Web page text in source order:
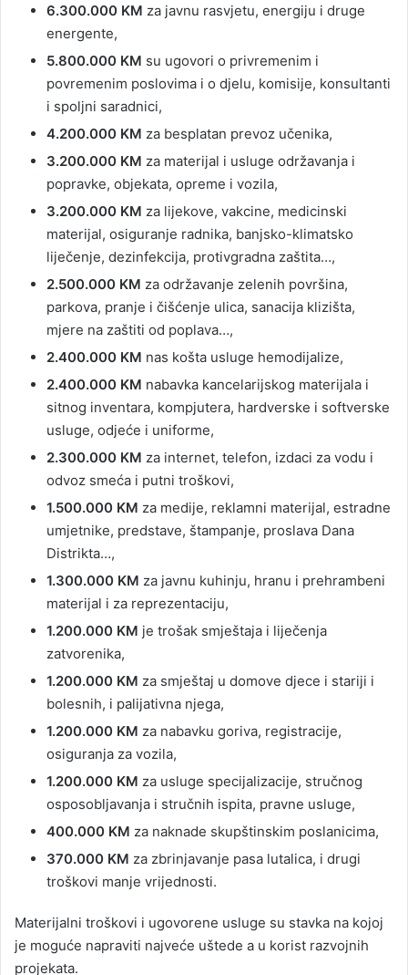
6.300.000 KM za javnu rasvjetu, energiju i druge
energente,
5.800.000 KM su ugovori o privremenim i
povremenim poslovima i o djelu, komisije, konsultanti
i spoljni saradnici,
4.200.000 KM za besplatan prevoz učenika,
3.200.000 KM za materijal i usluge održavanja i
popravke, objekata, opreme i vozila,
3.200.000 KM za lijekove, vakcine, medicinski
materijal, osiguranje radnika, banjsko-klimatsko
liječenje, dezinfekcija, protivgradna zaštita…,
2.500.000 KM za održavanje zelenih površina,
parkova, pranje i čišćenje ulica, sanacija klizišta,
mjere na zaštiti od poplava…,
2.400.000 KM nas košta usluge hemodijalize,
2.400.000 KM nabavka kancelarijskog materijala i
sitnog inventara, kompjutera, hardverske i softverske
usluge, odjeće i uniforme,
2.300.000 KM za internet, telefon, izdaci za vodu i
odvoz smeća i putni troškovi,
1.500.000 KM za medije, reklamni materijal, estradne
umjetnike, predstave, štampanje, proslava Dana
Distrikta…,
1.300.000 KM za javnu kuhinju, hranu i prehrambeni
materijal i za reprezentaciju,
1.200.000 KM je trošak smještaja i liječenja
zatvorenika,
1.200.000 KM za smještaj u domove djece i stariji i
bolesnih, i palijativna njega,
1.200.000 KM za nabavku goriva, registracije,
osiguranja za vozila,
1.200.000 KM za usluge specijalizacije, stručnog
osposobljavanja i stručnih ispita, pravne usluge,
400.000 KM za naknade skupštinskim poslanicima,
370.000 KM za zbrinjavanje pasa lutalica, i drugi
troškovi manje vrijednosti.
Materijalni troškovi i ugovorene usluge su stavka na kojoj
je moguće napraviti najveće uštede a u korist razvojnih
projekata.